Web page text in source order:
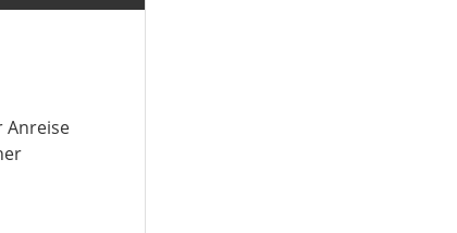
Anreise